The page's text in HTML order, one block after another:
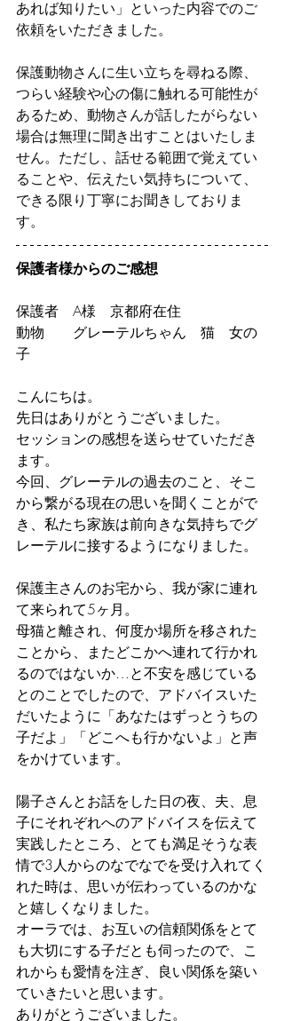
あれば知りたい」といった内容でのご
依頼をいただきました。
保護動物さんに生い立ちを尋ねる際、
つらい経験や心の傷に触れる可能性が
あるため、動物さんが話したがらない
場合は無理に聞き出すことはいたしま
せん。ただし、話せる範囲で覚えてい
ることや、伝えたい気持ちについて、
できる限り丁寧にお聞きしておりま
す。
保護者様からのご感想
保護者　A様　京都府在住
動物　　グレーテルちゃん　猫　女の
子
こんにちは。
先日はありがとうございました。
セッションの感想を送らせていただき
ます。
今回、グレーテルの過去のこと、そこ
から繋がる現在の思いを聞くことがで
き、私たち家族は前向きな気持ちでグ
レーテルに接するようになりました。
保護主さんのお宅から、我が家に連れ
て来られて5ヶ月。
母猫と離され、何度か場所を移された
ことから、またどこかへ連れて行かれ
るのではないか…と不安を感じている
とのことでしたので、アドバイスいた
だいたように「あなたはずっとうちの
子だよ」「どこへも行かないよ」と声
をかけています。
陽子さんとお話をした日の夜、夫、息
子にそれぞれへのアドバイスを伝えて
実践したところ、とても満足そうな表
情で3人からのなでなでを受け入れてく
れた時は、思いが伝わっているのかな
と嬉しくなりました。
オーラでは、お互いの信頼関係をとて
も大切にする子だとも伺ったので、こ
れからも愛情を注ぎ、良い関係を築い
ていきたいと思います。
ありがとうございました。